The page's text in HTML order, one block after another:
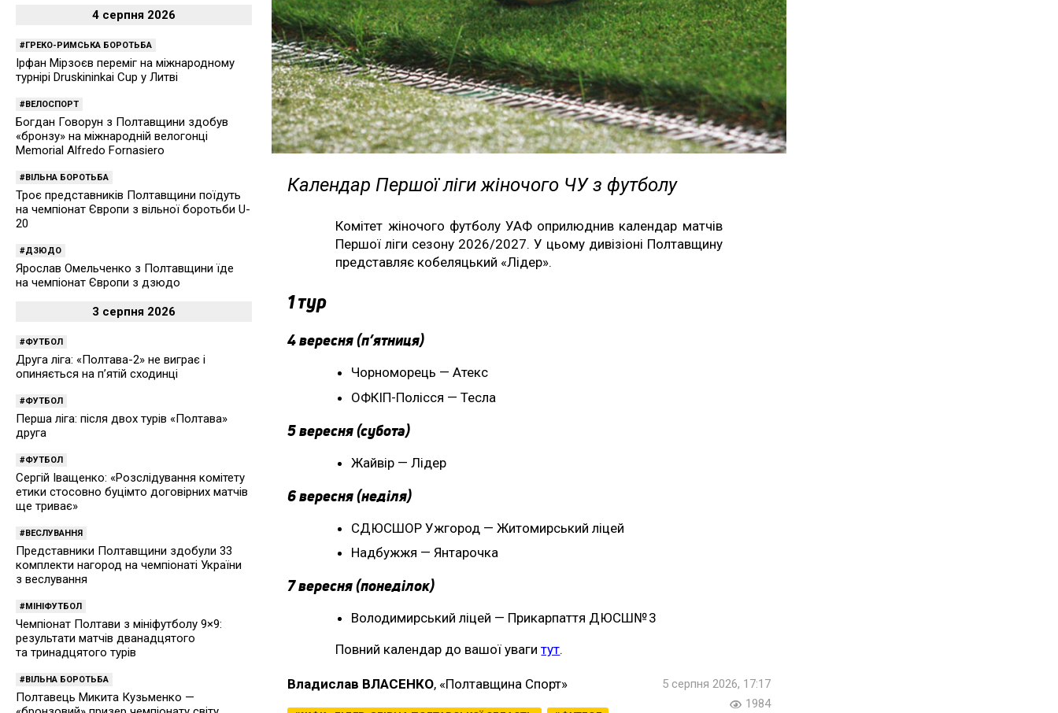
Календар Першої ліги жіночого ЧУ з футболу
Комітет жіночого футболу УАФ оприлюднив календар матчів
Першої ліги сезону 2026/2027. У цьому дивізіоні Полтавщину
представляє кобеляцький «Лідер».
1 тур
4 вересня (п’ятниця)
Чорноморець — Атекс
ОФКІП-Полісся — Тесла
5 вересня (субота)
Жайвір — Лідер
6 вересня (неділя)
СДЮСШОР Ужгород — Житомирський ліцей
Надбужжя — Янтарочка
7 вересня (понеділок)
Володимирський ліцей — Прикарпаття ДЮСШ№ 3
Повний календар до вашої увагитут.
Владислав ВЛАСЕНКО, «Полтавщина Спорт»
5 серпня 2026, 17:17
1984
4 серпня 2026
ГРЕКО-РИМСЬКА БОРОТЬБА
Ірфан Мірзоєв переміг на міжнародному
турнірі Druskininkai Cup у Литві
ВЕЛОСПОРТ
Богдан Говорун з Полтавщини здобув
«бронзу» на міжнародній велогонці
Memorial Alfredo Fornasiero
ВІЛЬНА БОРОТЬБА
Троє представників Полтавщини поїдуть
на чемпіонат Європи з вільної боротьби U-
20
ДЗЮДО
Ярослав Омельченко з Полтавщини їде
на чемпіонат Європи з дзюдо
3 серпня 2026
ФУТБОЛ
Друга ліга: «Полтава-2» не виграє і
опиняється на п’ятій сходинці
ФУТБОЛ
Перша ліга: після двох турів «Полтава»
друга
ФУТБОЛ
Сергій Іващенко: «Розслідування комітету
етики стосовно буцімто договірних матчів
ще триває»
ВЕСЛУВАННЯ
Представники Полтавщини здобули 33
комплекти нагород на чемпіонаті України
з веслування
МІНІФУТБОЛ
Чемпіонат Полтави з мініфутболу 9×9:
результати матчів дванадцятого
та тринадцятого турів
ВІЛЬНА БОРОТЬБА
Полтавець Микита Кузьменко —